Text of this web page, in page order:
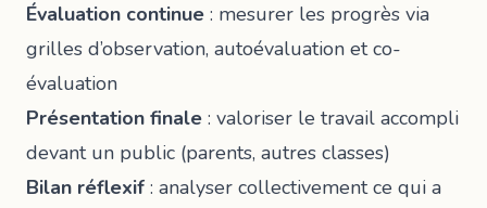
Évaluation continue : mesurer les progrès via
grilles d’observation, autoévaluation et co-
évaluation
Présentation finale : valoriser le travail accompli
devant un public (parents, autres classes)
Bilan réflexif : analyser collectivement ce qui a